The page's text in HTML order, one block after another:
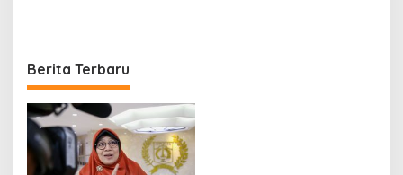
Berita Terbaru